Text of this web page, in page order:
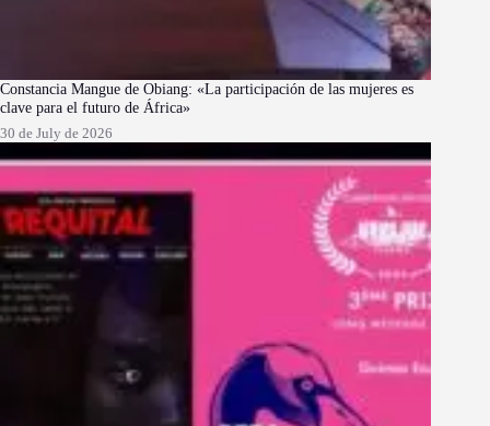
Constancia Mangue de Obiang: «La participación de las mujeres es
clave para el futuro de África»
30 de July de 2026